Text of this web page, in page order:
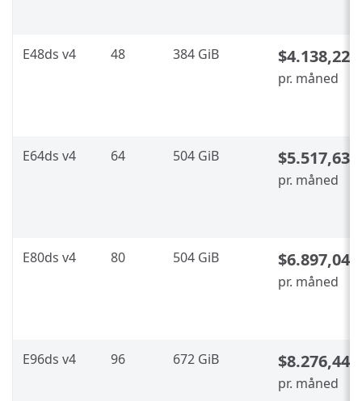
E48ds v4 48 384 GiB $4.138,224
pr. måned
E64ds v4 64 504 GiB $5.517,632
pr. måned
E80ds v4 80 504 GiB $6.897,04
pr. måned
E96ds v4 96 672 GiB $8.276,448
pr. måned